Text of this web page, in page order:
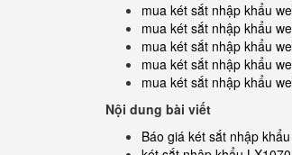
mua két sắt nhập khẩu
mua két sắt nhập khẩu
mua két sắt nhập khẩu
mua két sắt nhập khẩu
mua két sắt nhập khẩu
Nội dung bài viết
Báo giá két sắt nhập khẩu